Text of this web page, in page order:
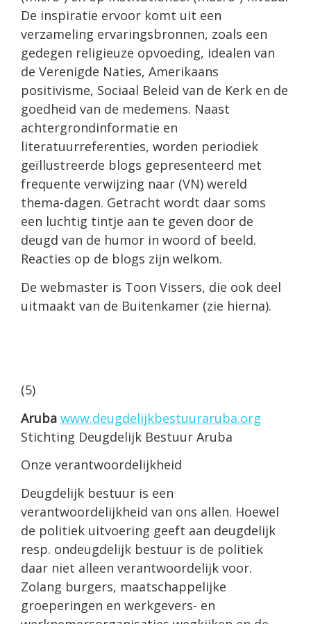
De inspiratie ervoor komt uit een
verzameling ervaringsbronnen, zoals een
gedegen religieuze opvoeding, idealen van
de Verenigde Naties, Amerikaans
positivisme, Sociaal Beleid van de Kerk en de
goedheid van de medemens. Naast
achtergrondinformatie en
literatuurreferenties, worden periodiek
geïllustreerde blogs gepresenteerd met
frequente verwijzing naar (VN) wereld
thema-dagen. Getracht wordt daar soms
een luchtig tintje aan te geven door de
deugd van de humor in woord of beeld.
Reacties op de blogs zijn welkom.
De webmaster is Toon Vissers, die ook deel
uitmaakt van de Buitenkamer (zie hierna).
(5)
Aruba www.deugdelijkbestuuraruba.org
Stichting Deugdelijk Bestuur Aruba
Onze verantwoordelijkheid
Deugdelijk bestuur is een
verantwoordelijkheid van ons allen. Hoewel
de politiek uitvoering geeft aan deugdelijk
resp. ondeugdelijk bestuur is de politiek
daar niet alleen verantwoordelijk voor.
Zolang burgers, maatschappelijke
groeperingen en werkgevers- en